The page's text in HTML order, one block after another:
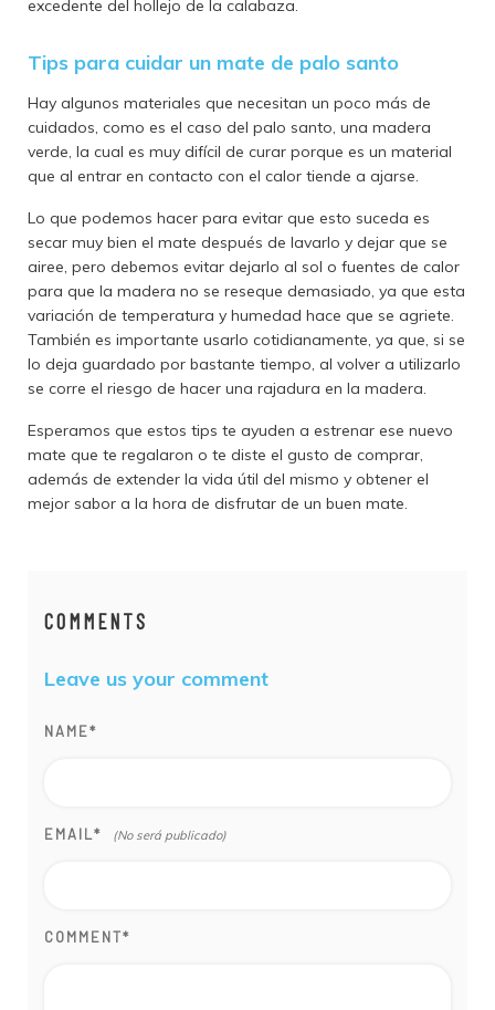
excedente del hollejo de la calabaza.
Tips para cuidar un mate de palo santo
Hay algunos materiales que necesitan un poco más de
cuidados, como es el caso del palo santo, una madera
verde, la cual es muy difícil de curar porque es un material
que al entrar en contacto con el calor tiende a ajarse.
Lo que podemos hacer para evitar que esto suceda es
secar muy bien el mate después de lavarlo y dejar que se
airee, pero debemos evitar dejarlo al sol o fuentes de calor
para que la madera no se reseque demasiado, ya que esta
variación de temperatura y humedad hace que se agriete.
También es importante usarlo cotidianamente, ya que, si se
lo deja guardado por bastante tiempo, al volver a utilizarlo
se corre el riesgo de hacer una rajadura en la madera.
Esperamos que estos tips te ayuden a estrenar ese nuevo
mate que te regalaron o te diste el gusto de comprar,
además de extender la vida útil del mismo y obtener el
mejor sabor a la hora de disfrutar de un buen mate.
COMMENTS
Leave us your comment
NAME*
EMAIL*
COMMENT*